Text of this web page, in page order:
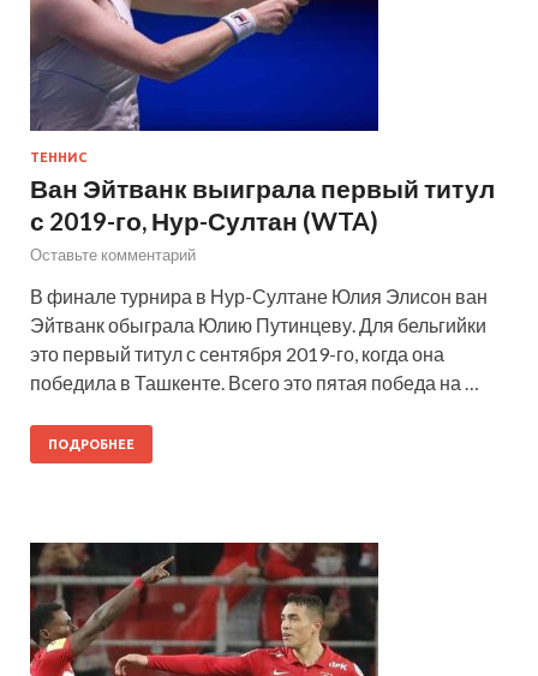
ТЕННИС
Ван Эйтванк выиграла первый титул
с 2019-го, Нур-Султан (WTA)
Оставьте комментарий
В финале турнира в Нур-Султане Юлия Элисон ван
Эйтванк обыграла Юлию Путинцеву. Для бельгийки
это первый титул с сентября 2019-го, когда она
победила в Ташкенте. Всего это пятая победа на …
ПОДРОБНЕЕ